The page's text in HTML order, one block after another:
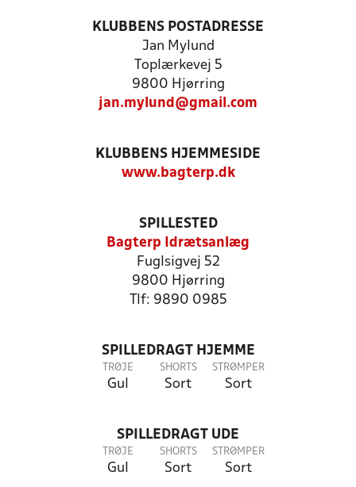
KLUBBENS POSTADRESSE
Jan Mylund
Toplærkevej 5
9800 Hjørring
jan.mylund@gmail.com
KLUBBENS HJEMMESIDE
www.bagterp.dk
SPILLESTED
Bagterp Idrætsanlæg
Fuglsigvej 52
9800 Hjørring
Tlf: 9890 0985
SPILLEDRAGT HJEMME
TRØJE
Gul
SHORTS
Sort
STRØMPER
Sort
SPILLEDRAGT UDE
TRØJE
Gul
SHORTS
Sort
STRØMPER
Sort